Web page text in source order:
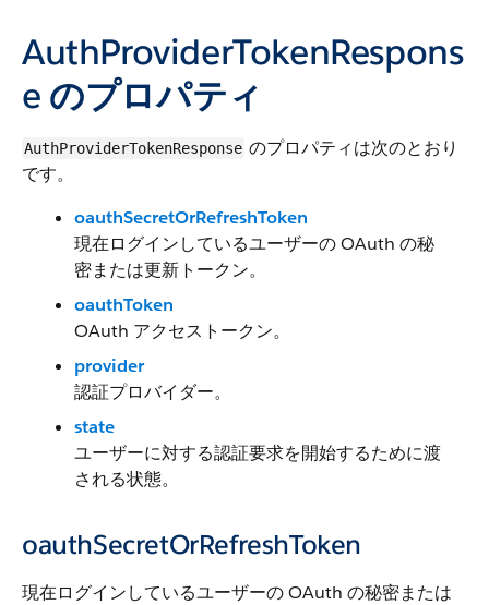
AuthProviderTokenRespons
e のプロパティ
AuthProviderTokenResponse のプロパティは次のとおり
です。
oauthSecretOrRefreshToken
現在ログインしているユーザーの OAuth の秘
密または更新トークン。
oauthToken
OAuth アクセストークン。
provider
認証プロバイダー。
state
ユーザーに対する認証要求を開始するために渡
される状態。
oauthSecretOrRefreshToken
現在ログインしているユーザーの OAuth の秘密または